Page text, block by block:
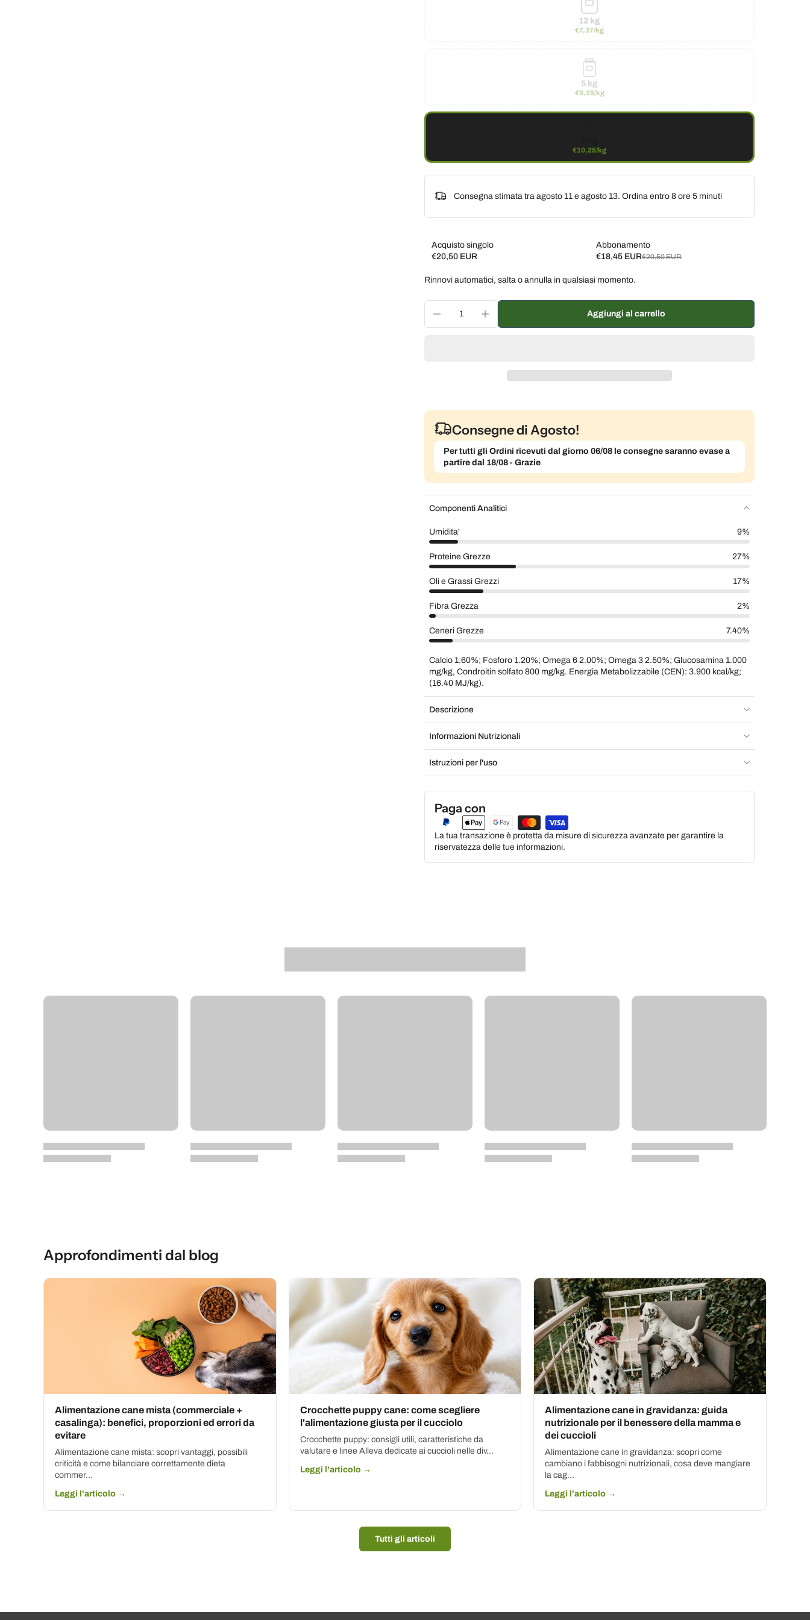
12 kg
€7,37/kg
5 kg
€9,25/kg
€10,25/kg
Consegna stimata tra agosto 11 e agosto 13. Ordina entro 8 ore 5 minuti
Acquisto singolo
€20,50 EUR
Abbonamento
€18,45 EUR€20,50 EUR
Subscribe and save
Consegna ogni mese, 5% di sconto
Rinnovi automatici, salta o annulla in qualsiasi momento.
Aggiungi al carrello
Consegne di Agosto!
Per tutti gli Ordini ricevuti dal giorno 06/08 le consegne saranno evase a
partire dal 18/08 - Grazie
Componenti Analitici
Umidita' 9%
Proteine Grezze 27%
Oli e Grassi Grezzi 17%
Fibra Grezza 2%
Ceneri Grezze 7.40%
Calcio 1.60%; Fosforo 1.20%; Omega 6 2.00%; Omega 3 2.50%; Glucosamina 1.000
mg/kg, Condroitin solfato 800 mg/kg. Energia Metabolizzabile (CEN): 3.900 kcal/kg;
(16.40 MJ/kg).
Descrizione
Informazioni Nutrizionali
Istruzioni per l'uso
Paga con
La tua transazione è protetta da misure di sicurezza avanzate per garantire la
riservatezza delle tue informazioni.
Approfondimenti dal blog
Alimentazione cane mista (commerciale +
casalinga): benefici, proporzioni ed errori da
evitare
Alimentazione cane mista: scopri vantaggi, possibili
criticità e come bilanciare correttamente dieta
commer...
Leggi l'articolo →
Crocchette puppy cane: come scegliere
l'alimentazione giusta per il cucciolo
Crocchette puppy: consigli utili, caratteristiche da
valutare e linee Alleva dedicate ai cuccioli nelle div...
Leggi l'articolo →
Alimentazione cane in gravidanza: guida
nutrizionale per il benessere della mamma e
dei cuccioli
Alimentazione cane in gravidanza: scopri come
cambiano i fabbisogni nutrizionali, cosa deve mangiare
la cag...
Leggi l'articolo →
Tutti gli articoli